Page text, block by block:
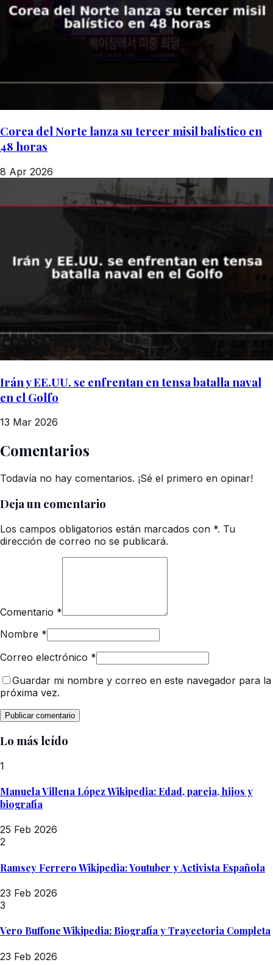
Corea del Norte lanza su tercer misil balístico en
48 horas
8 Apr 2026
Irán y EE.UU. se enfrentan en tensa batalla naval
en el Golfo
13 Mar 2026
Comentarios
Todavía no hay comentarios. ¡Sé el primero en opinar!
Deja un comentario
Los campos obligatorios están marcados con *. Tu
dirección de correo no se publicará.
Comentario *
Nombre *
Correo electrónico *
Guardar mi nombre y correo en este navegador para la
próxima vez.
Lo más leído
1
Manuela Villena López Wikipedia: Edad, pareja, hijos y
biografía
25 Feb 2026
2
Ramsey Ferrero Wikipedia: Youtuber y Activista Española
23 Feb 2026
3
Vero Buffone Wikipedia: Biografía y Trayectoria Completa
23 Feb 2026